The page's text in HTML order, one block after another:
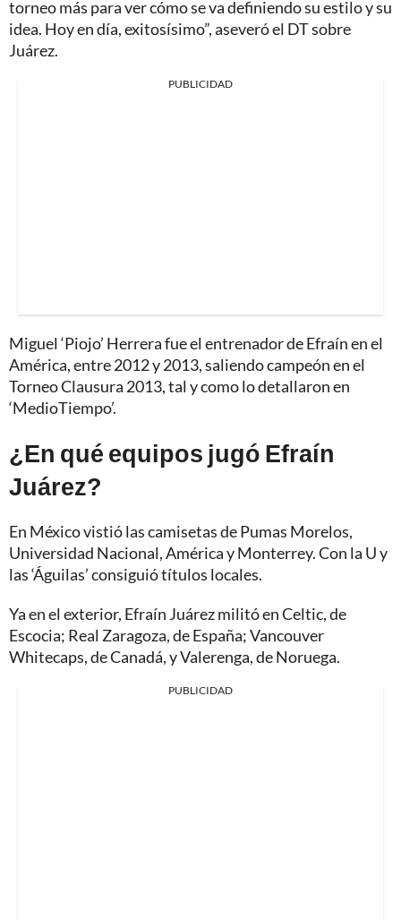
torneo más para ver cómo se va definiendo su estilo y su
idea. Hoy en día, exitosísimo”, aseveró el DT sobre
Juárez.
PUBLICIDAD
Miguel ‘Piojo’ Herrera fue el entrenador de Efraín en el
América, entre 2012 y 2013, saliendo campeón en el
Torneo Clausura 2013, tal y como lo detallaron en
‘MedioTiempo’.
¿En qué equipos jugó Efraín
Juárez?
En México vistió las camisetas de Pumas Morelos,
Universidad Nacional, América y Monterrey. Con la U y
las ‘Águilas’ consiguió títulos locales.
Ya en el exterior, Efraín Juárez militó en Celtic, de
Escocia; Real Zaragoza, de España; Vancouver
Whitecaps, de Canadá, y Valerenga, de Noruega.
PUBLICIDAD